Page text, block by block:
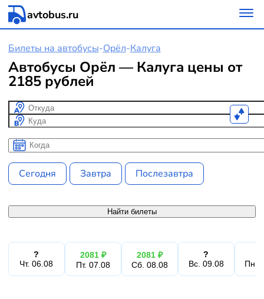
avtobus.ru
Билеты на автобусы-Орёл-Калуга
Автобусы Орёл — Калуга цены от
2185 рублей
Откуда
Куда
Когда
Когда
Сегодня Завтра Послезавтра
Найти билеты
?
Чт. 06.08
2081 ₽
Пт. 07.08
2081 ₽
Сб. 08.08
?
Вс. 09.08
Пн.